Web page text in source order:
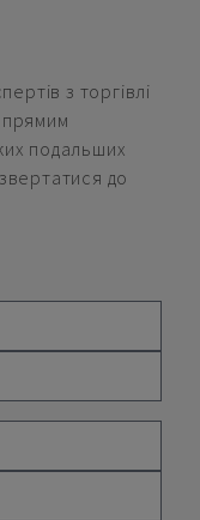
з торгівлі
подальших
до